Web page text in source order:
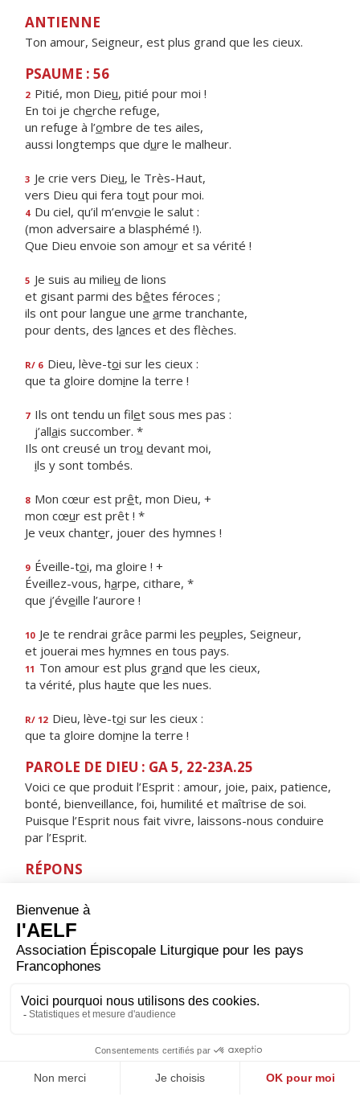
ANTIENNE
Ton amour, Seigneur, est plus grand que les cieux.
PSAUME : 56
2 Pitié, mon Dieu, pitié pour moi !
En toi je cherche refuge,
un refuge à l’ombre de tes ailes,
aussi longtemps que dure le malheur.
3 Je crie vers Dieu, le Très-Haut,
vers Dieu qui fera tout pour moi.
4 Du ciel, qu’il m’envoie le salut :
(mon adversaire a blasphémé !).
Que Dieu envoie son amour et sa vérité !
5 Je suis au milieu de lions
et gisant parmi des bêtes féroces ;
ils ont pour langue une arme tranchante,
pour dents, des lances et des flèches.
R/ 6 Dieu, lève-toi sur les cieux :
que ta gloire domine la terre !
7 Ils ont tendu un filet sous mes pas :
j’allais succomber. *
Ils ont creusé un trou devant moi,
ils y sont tombés.
8 Mon cœur est prêt, mon Dieu, +
mon cœur est prêt ! *
Je veux chanter, jouer des hymnes !
9 Éveille-toi, ma gloire ! +
Éveillez-vous, harpe, cithare, *
que j’éveille l’aurore !
10 Je te rendrai grâce parmi les peuples, Seigneur,
et jouerai mes hymnes en tous pays.
11 Ton amour est plus grand que les cieux,
ta vérité, plus haute que les nues.
R/ 12 Dieu, lève-toi sur les cieux :
que ta gloire domine la terre !
PAROLE DE DIEU : GA 5, 22-23A.25
Voici ce que produit l’Esprit : amour, joie, paix, patience,
bonté, bienveillance, foi, humilité et maîtrise de soi.
Puisque l’Esprit nous fait vivre, laissons-nous conduire
par l’Esprit.
RÉPONS
qu'il me guide en un pays de plaines.
ORAISON
Nous en appelons à toi, Seigneur, toi qui conduis ta
créature humaine à travers les conflits de ce monde :
que tous les hommes puissent vivre heureux et te